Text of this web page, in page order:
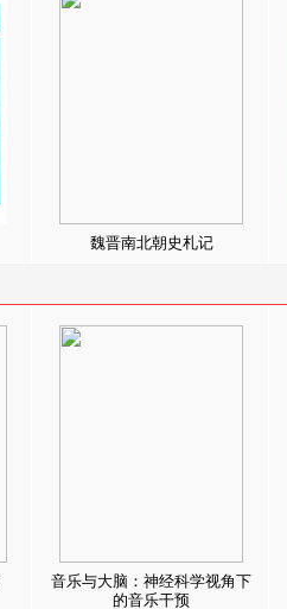
魏晋南北朝史札记
音乐与大脑：神经科学视角下
的音乐干预